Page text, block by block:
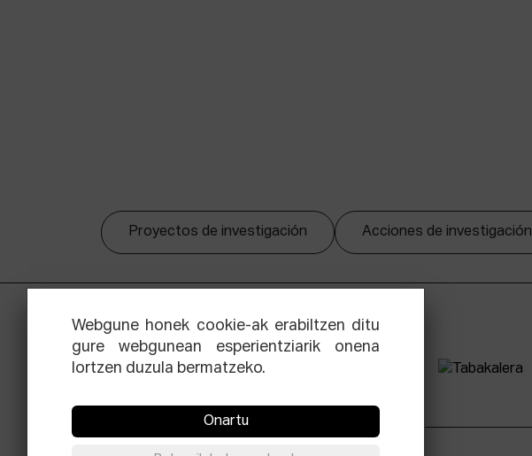
Proyectos de investigación Acciones de investigación
Webgune honek cookie-ak erabiltzen ditu
gure webgunean esperientziarik onena
lortzen duzula bermatzeko.
Onartu